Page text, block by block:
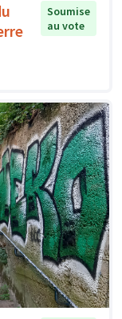
Soumise
au vote